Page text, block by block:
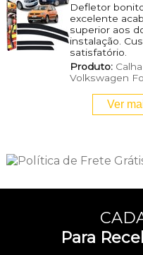
Defletor
excelente
superior aos
instalação.
satisfatório.
Produto:
Volkswagen
Ver
Para